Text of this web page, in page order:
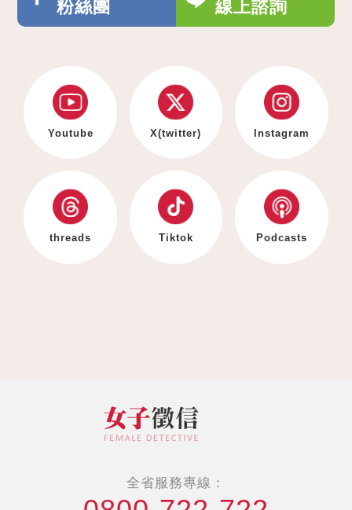
粉絲團 線上諮詢
Youtube X(twitter) Instagram
threads Tiktok Podcasts
全省服務專線：